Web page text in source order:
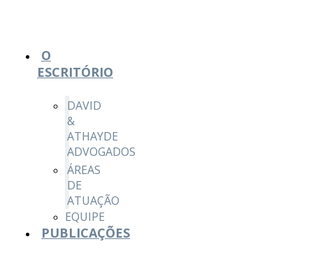
O
ESCRITÓRIO
DAVID
&
ATHAYDE
ADVOGADOS
ÁREAS
DE
ATUAÇÃO
EQUIPE
PUBLICAÇÕES